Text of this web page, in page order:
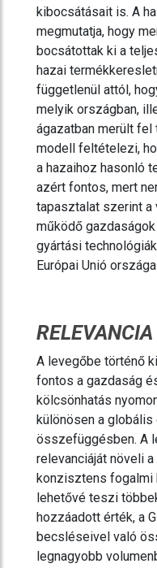
kibocsátásait is. A
megmutatja, hogy
bocsátottak ki a
hazai
függetlenül attól,
melyik országban,
ágazatban merült
modell feltételezi,
a hazaihoz hasonló
azért fontos, mert
tapasztalat szerint
működő
gyártási
Európai Unió
RELEVANCIA
A levegőbe történő
fontos a gazdaság
kölcsönhatás
különösen a
összefüggésben. A
relevanciáját növeli
konzisztens fogalmi
lehetővé teszi
hozzáadott érték, a
becsléseivel való
legnagyobb